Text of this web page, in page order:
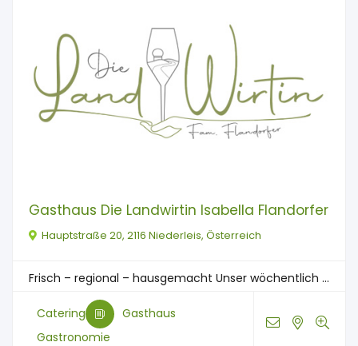
Gasthaus Die Landwirtin Isabella Flandorfer
Hauptstraße 20, 2116 Niederleis, Österreich
Frisch – regional – hausgemacht Unser wöchentlich ...
Catering
Gasthaus
Gastronomie